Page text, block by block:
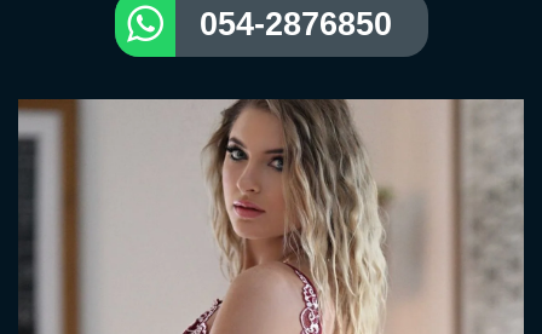
054-2876850